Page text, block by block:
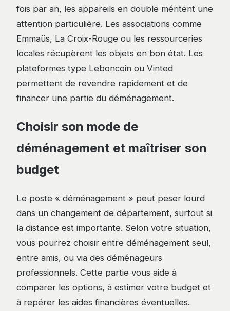
fois par an, les appareils en double méritent une
attention particulière. Les associations comme
Emmaüs, La Croix-Rouge ou les ressourceries
locales récupèrent les objets en bon état. Les
plateformes type Leboncoin ou Vinted
permettent de revendre rapidement et de
financer une partie du déménagement.
Choisir son mode de
déménagement et maîtriser son
budget
Le poste « déménagement » peut peser lourd
dans un changement de département, surtout si
la distance est importante. Selon votre situation,
vous pourrez choisir entre déménagement seul,
entre amis, ou via des déménageurs
professionnels. Cette partie vous aide à
comparer les options, à estimer votre budget et
à repérer les aides financières éventuelles.